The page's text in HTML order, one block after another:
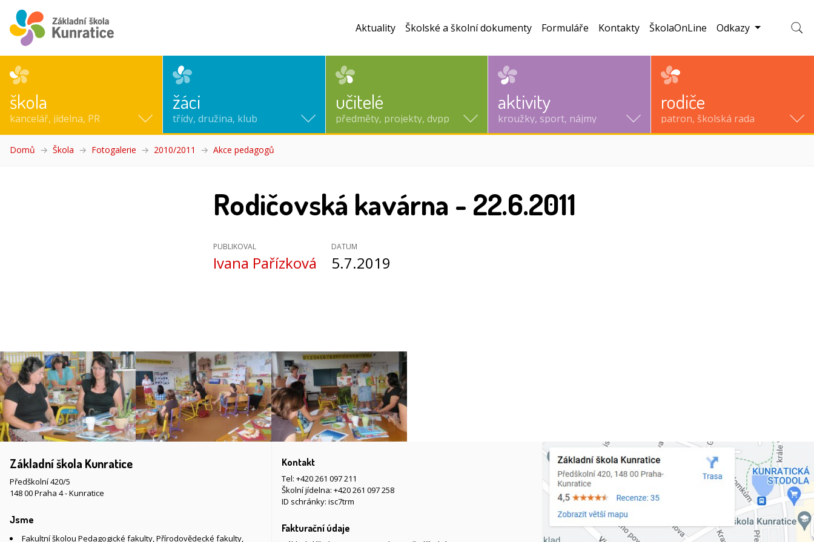
škola
kancelář, jídelna, PR
žáci
třídy, družina, klub
učitelé
předměty, projekty, dvpp
aktivity
kroužky, sport, nájmy
rodiče
patron, školská rada
Aktuality Školské a školní dokumenty Formuláře Kontakty ŠkolaOnLine Odkazy
Domů Škola Fotogalerie 2010/2011 Akce pedagogů
Rodičovská kavárna - 22.6.2011
PUBLIKOVAL
Ivana Pařízková
DATUM
5.7.2019
Základní škola Kunratice
Předškolní 420/5
148 00 Praha 4 - Kunratice
Jsme
Fakultní školou Pedagogické fakulty, Přírodovědecké fakulty,
Kontakt
Tel: +420 261 097 211
Školní jídelna: +420 261 097 258
ID schránky: isc7trm
Fakturační údaje